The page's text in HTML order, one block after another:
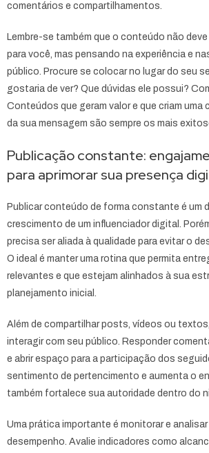
comentários e compartilhamentos.
Lembre-se também que o conteúdo não
para você, mas pensando na experiência e
público. Procure se colocar no lugar do seu
gostaria de ver? Que dúvidas ele possui?
Conteúdos que geram valor e que criam uma
da sua mensagem são sempre os mais
Publicação constante:
para aprimorar sua presença
Publicar conteúdo de forma constante é um
crescimento de um influenciador digital.
precisa ser aliada à qualidade para evitar o
O ideal é manter uma rotina que permita
relevantes e que estejam alinhados à sua
planejamento inicial.
Além de compartilhar posts, vídeos ou
interagir com seu público. Responder
e abrir espaço para a participação dos
sentimento de pertencimento e aumenta o
também fortalece sua autoridade dentro do
Uma prática importante é monitorar e
desempenho. Avalie indicadores como